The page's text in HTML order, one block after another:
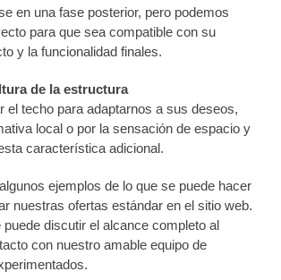
en una fase posterior, pero podemos
para que sea compatible con su
y la funcionalidad finales.
de la estructura
el techo para adaptarnos a sus deseos,
local o por la sensación de espacio y
característica adicional.
ejemplos de lo que se puede hacer
nuestras ofertas estándar en el sitio web.
puede discutir el alcance completo al
con nuestro amable equipo de